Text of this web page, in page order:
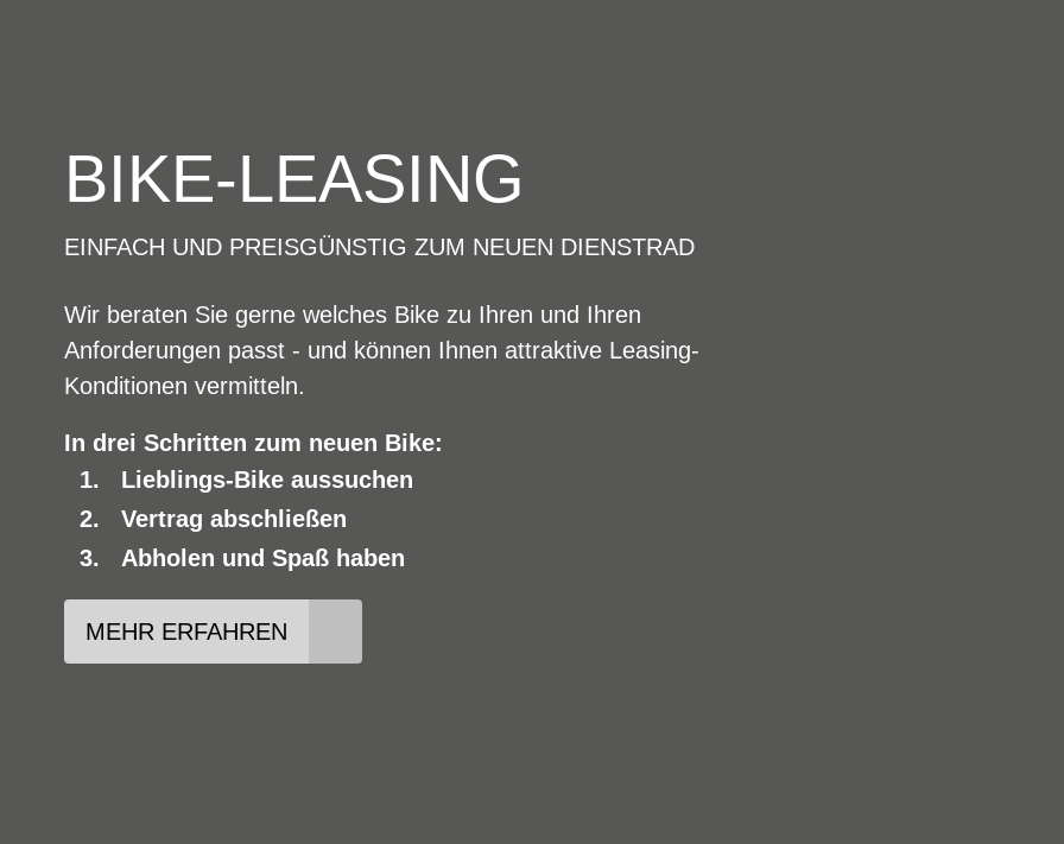
BIKE-LEASING
EINFACH UND PREISGÜNSTIG ZUM NEUEN DIENSTRAD
Wir beraten Sie gerne welches Bike zu Ihren und Ihren
Anforderungen passt - und können Ihnen attraktive Leasing-
Konditionen vermitteln.
In drei Schritten zum neuen Bike:
Lieblings-Bike aussuchen
Vertrag abschließen
Abholen und Spaß haben
MEHR ERFAHREN